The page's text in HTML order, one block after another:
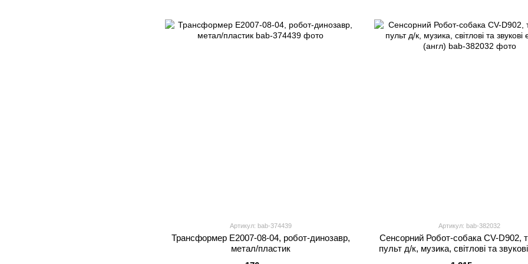
Артикул: bab-374439
Трансформер E2007-08-04, робот-динозавр,
метал/пластик
Артикул: bab-382032
Сенсорний Робот-собака CV-D902,
пульт д/к, музика, світлові та